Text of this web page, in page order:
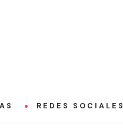
REDES SOCIALES